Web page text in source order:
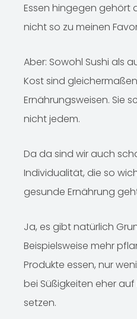
Essen hingegen gehört
nicht so zu meinen
Aber: Sowohl Sushi als
Kost sind
Ernährungsweisen. Sie
nicht jedem.
Da da sind wir auch
Individualität, die so
gesunde Ernährung
Ja, es gibt natürlich
Beispielsweise mehr
Produkte essen, nur
bei Süßigkeiten eher
setzen.